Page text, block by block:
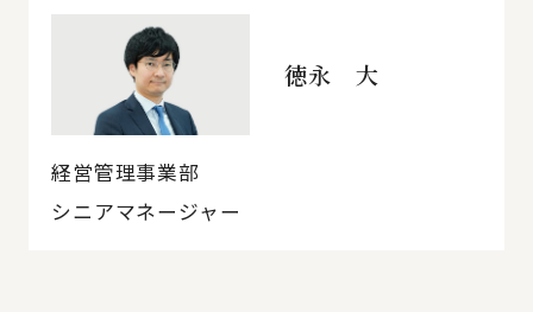
徳永 大
経営管理事業部
シニアマネージャー